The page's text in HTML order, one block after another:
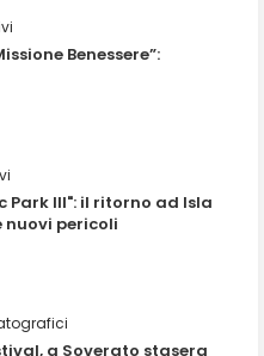
Benessere”:
Park III": il ritorno ad Isla
pericoli
a Soverato stasera